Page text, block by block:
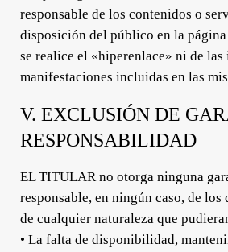
responsable de los contenidos o
disposición del público en la página
se realice el «hiperenlace» ni de
manifestaciones incluidas en las
V. EXCLUSIÓN DE
RESPONSABILIDAD
EL TITULAR no otorga ninguna
responsable, en ningún caso, de
de cualquier naturaleza que
• La falta de disponibilidad,